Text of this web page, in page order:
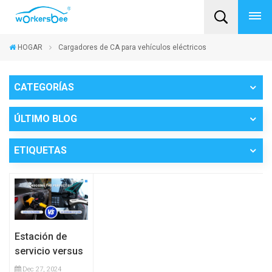
HOGAR Cargadores de CA para vehículos eléctricos
CATEGORÍAS
ÚLTIMO BLOG
ETIQUETAS
Estación de
servicio versus
estación de
Dec 27, 2024